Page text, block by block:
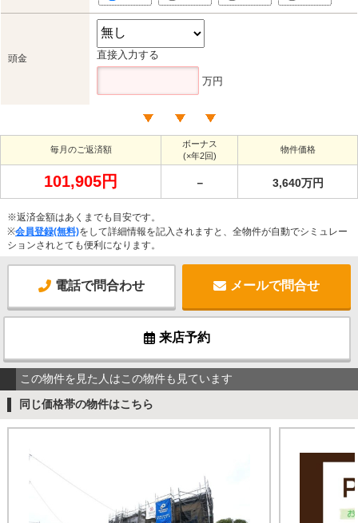
頭金 直接入力する
万円
毎月のご返済額
ボーナス
(×年2回)
物件価格
101,905円 － 3,640万円
※返済金額はあくまでも目安です。
※会員登録(無料)をして詳細情報を記入されますと、全物件が自動でシミュレー
ションされとても便利になります。
電話で問合わせ メールで問合せ
来店予約
この物件を見た人はこの物件も見ています
同じ価格帯の物件はこちら